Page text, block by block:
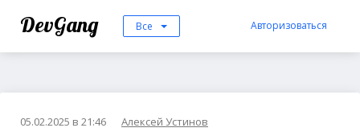
DevGang Все Авторизоваться
05.02.2025 в 21:46 Алексей Устинов